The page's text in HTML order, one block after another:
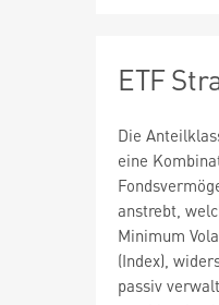
ETF
Die
eine
anstrebt,
Minimum
(Index),
passiv